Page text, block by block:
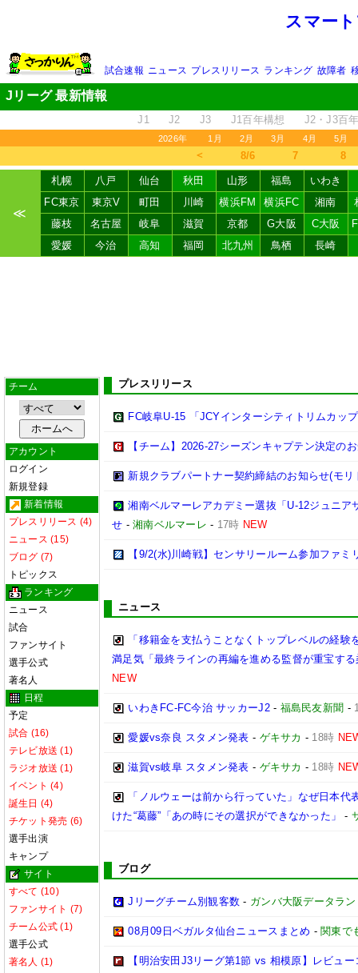
スマー
試合速報 ニュース プレスリリース ランキング 故障者
Jリーグ 最新情報
J1 J2 J3 J1百年構想 J2・J3百
2026年 1月 2月 3月 4月 5月
＜ 8/6 7 8
≪
札幌 八戸 仙台 秋田 山形 福島
いわき
FC東京
東京V 町田 川崎 横浜FM 横浜FC 湘南
藤枝
名古屋 岐阜 滋賀 京都 G大阪 C大阪
愛媛
今治 高知 福岡 北九州 鳥栖 長崎
チーム
アカウント
ログイン
新規登録
新着情報
プレスリリース (4)
ニュース (15)
ブログ (7)
トピックス
ランキング
ニュース
試合
ファンサイト
選手公式
著名人
日程
予定
試合 (16)
テレビ放送 (1)
ラジオ放送 (1)
イベント (4)
誕生日 (4)
チケット発売 (6)
選手出演
キャンプ
サイト
すべて (10)
ファンサイト (7)
チーム公式 (1)
選手公式
著名人 (1)
プレスリリース
FC岐阜U-15 「JCYインターシティトリムカッ
【チーム】2026-27シーズンキャプテン決定の
新規クラブパートナー契約締結のお知らせ(モ
湘南ベルマーレアカデミー選抜「U-12ジュニ
せ -湘南ベルマーレ - 17時 NEW
【9/2(水)川崎戦】センサリールーム参加ファミ
ニュース
「移籍金を支払うことなくトップレベルの経
満足気「最終ラインの再編を進める監督が重宝す
NEW
いわきFC-FC今治 サッカーJ2- 福島民友新聞 -
愛媛vs奈良 スタメン発表 - ゲキサカ - 18時
滋賀vs岐阜 スタメン発表 - ゲキサカ - 18時
「ノルウェーは前から行っていた」なぜ日本
けた“葛藤”「あの時にその選択ができなかった」
-
ブログ
Jリーグチーム別観客数 - ガンバ大阪データラ
08月09日ベガルタ仙台ニュースまとめ - 関東で
【明治安田J3リーグ第1節 vs 相模原】レビュ